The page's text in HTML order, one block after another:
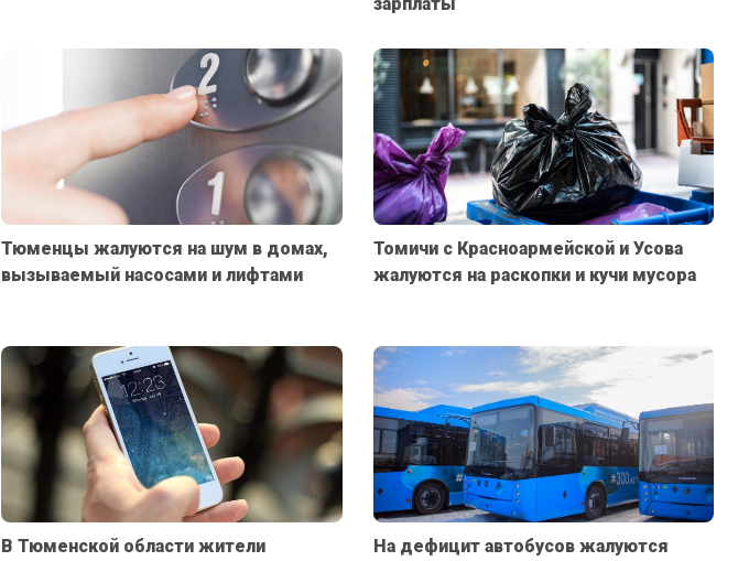
Тюменцы жалуются на шум в домах,
вызываемый насосами и лифтами
Томичи с Красноармейской и Усова
жалуются на раскопки и кучи мусора
В Тюменской области жители
На дефицит автобусов жалуются